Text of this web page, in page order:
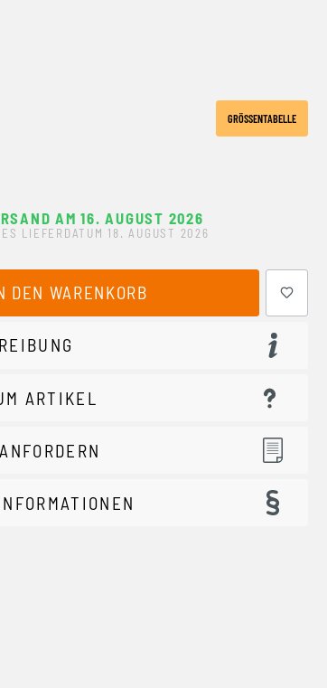
GRÖSSENTABELLE
AM 16. AUGUST 2026
LIEFERDATUM 18. AUGUST 2026
Wert ein oder benutze die Schaltflächen
DEN WARENKORB
ARTIKEL